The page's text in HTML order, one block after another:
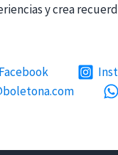
y crea
Facebook